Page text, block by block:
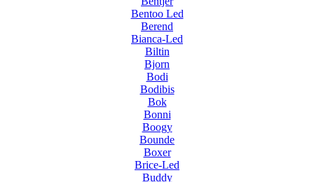
Bentoo Led
Berend
Bianca-Led
Biltin
Bjorn
Bodi
Bodibis
Bok
Bonni
Boogy
Bounde
Boxer
Brice-Led
Buddy